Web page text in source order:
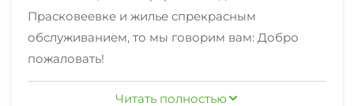
Прасковеевке и жилье спрекрасным
обслуживанием, то мы говорим вам: Добро
пожаловать!
Читать полностью